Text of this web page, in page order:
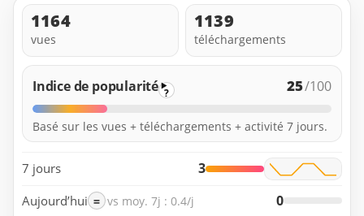
1164
vues
1139
téléchargements
Indice de popularité ? 25/100
Basé sur les vues + téléchargements + activité 7 jours.
7 jours 3
Aujourd’hui = vs moy. 7j : 0.4/j 0